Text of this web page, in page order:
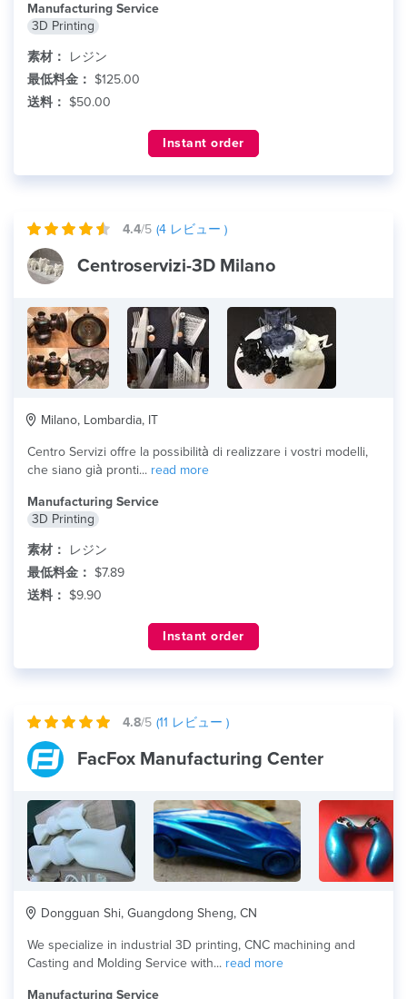
Manufacturing Service
3D Printing
素材：
レジン
最低料金： $125.00
送料： $50.00
Instant order
4.4/5 (4 レビュー )
Centroservizi-3D Milano
Milano, Lombardia, IT
Centro Servizi offre la possibilità di realizzare i vostri modelli,
che siano già pronti... read more
Manufacturing Service
3D Printing
素材：
レジン
最低料金： $7.89
送料： $9.90
Instant order
4.8/5 (11 レビュー )
FacFox Manufacturing Center
Dongguan Shi, Guangdong Sheng, CN
We specialize in industrial 3D printing, CNC machining and
Casting and Molding Service with... read more
Manufacturing Service